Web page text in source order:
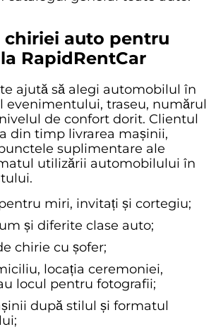
chiriei auto pentru
RapidRentCar
ajută să alegi automobilul în
evenimentului, traseu, numărul
de confort dorit. Clientul
din timp livrarea mașinii,
suplimentare ale
utilizării automobilului în
miri, invitați și cortegiu;
și diferite clase auto;
chirie cu șofer;
locația ceremoniei,
locul pentru fotografii;
după stilul și formatul